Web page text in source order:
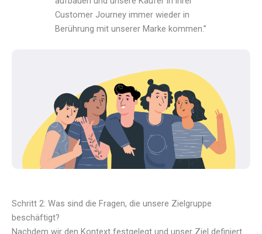
Customer Journey immer wieder in
Berührung mit unserer Marke kommen.”
Schritt 2: Was sind die Fragen, die unsere Zielgruppe
beschäftigt?
Nachdem wir den Kontext festgelegt und unser Ziel definiert